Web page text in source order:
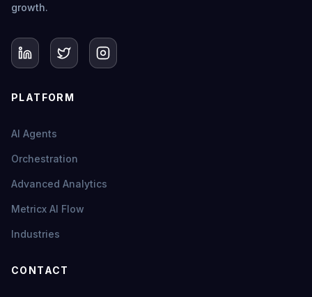
growth.
PLATFORM
AI Agents
Orchestration
Advanced Analytics
Metricx AI Flow
Industries
CONTACT